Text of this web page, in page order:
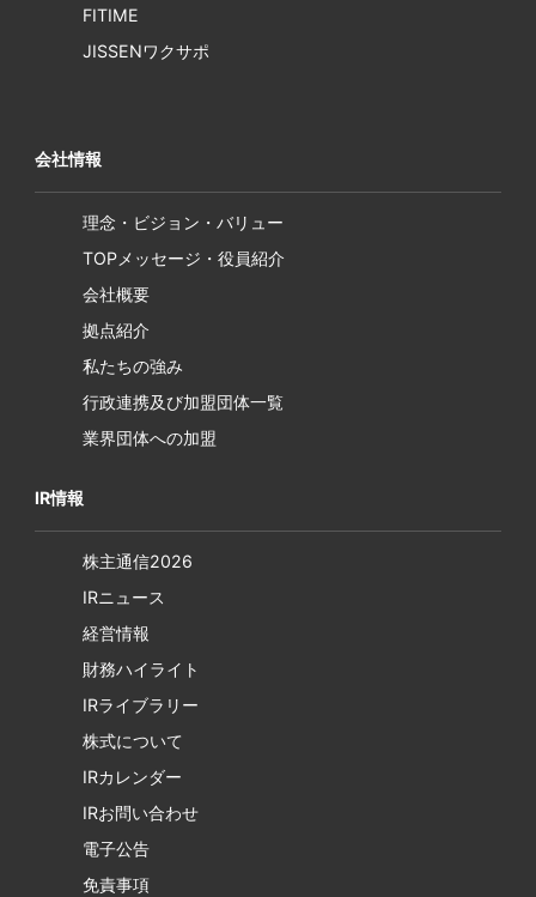
FITIME
JISSENワクサポ
会社情報
理念・ビジョン・バリュー
TOPメッセージ・役員紹介
会社概要
拠点紹介
私たちの強み
行政連携及び加盟団体一覧
業界団体への加盟
IR情報
株主通信2026
IRニュース
経営情報
財務ハイライト
IRライブラリー
株式について
IRカレンダー
IRお問い合わせ
電子公告
免責事項